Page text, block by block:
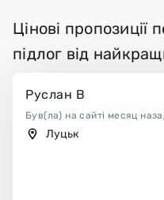
Цінові пропозиції
підлог від
Руслан В
Був(ла) на сайті месяц
Луцьк